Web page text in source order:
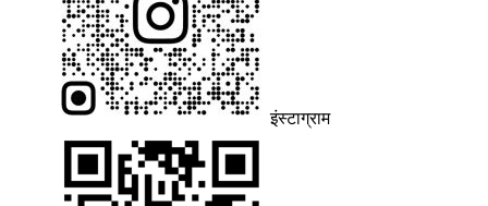
इंस्टाग्राम